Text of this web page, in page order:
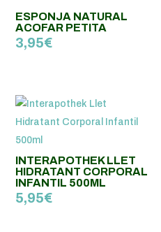
ESPONJA NATURAL
ACOFAR PETITA
3,95€
INTERAPOTHEK LLET
HIDRATANT CORPORAL
INFANTIL 500ML
5,95€